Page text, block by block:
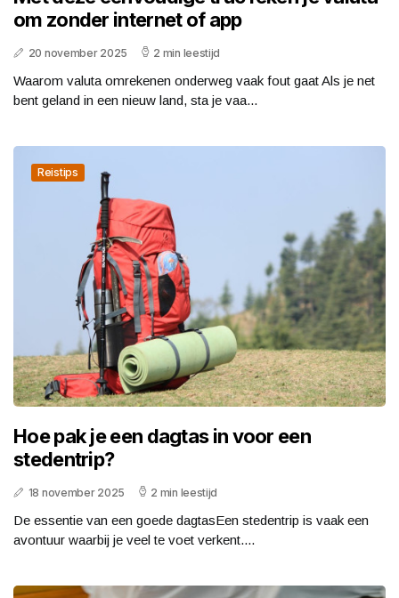
om zonder internet of app
20 november 2025 2 min leestijd
Waarom valuta omrekenen onderweg vaak fout gaat Als je net
bent geland in een nieuw land, sta je vaa...
Reistips
Hoe pak je een dagtas in voor een
stedentrip?
18 november 2025 2 min leestijd
De essentie van een goede dagtasEen stedentrip is vaak een
avontuur waarbij je veel te voet verkent....